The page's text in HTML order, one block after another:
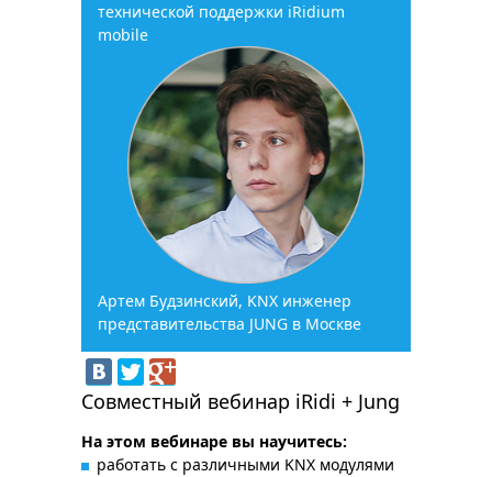
технической поддержки iRidium
mobile
Артем Будзинский, KNX инженер
представительства JUNG в Москве
Совместный вебинар iRidi + Jung
На этом вебинаре вы научитесь:
работать с различными KNX модулями